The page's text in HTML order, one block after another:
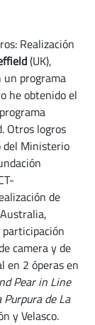
Realización
(UK),
un programa
he obtenido el
Otros logros
del Ministerio
de
camera y de
en 2 óperas en
Pear in Line
Purpura de La
y Velasco.